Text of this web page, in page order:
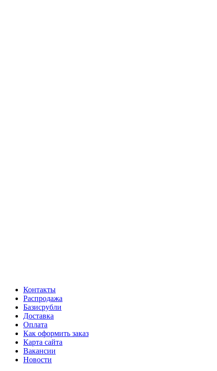
Контакты
Распродажа
Базисрубли
Доставка
Оплата
Как оформить заказ
Карта сайта
Вакансии
Новости